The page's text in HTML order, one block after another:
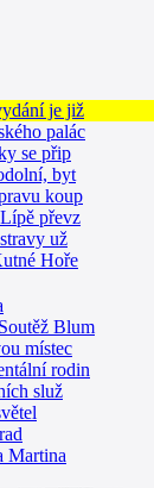
je již
palác
se přip
byt
koup
převz
už
Hoře
Blum
místec
rodin
služ
Martina